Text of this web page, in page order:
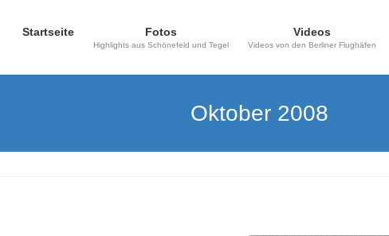
Startseite Fotos
Highlights aus Schönefeld und Tegel
Videos
Videos von den Berliner Flughäfen
Oktober 2008